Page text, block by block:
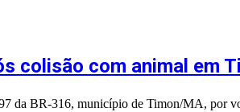
colisão com animal em
da BR-316, município de Timon/MA, por